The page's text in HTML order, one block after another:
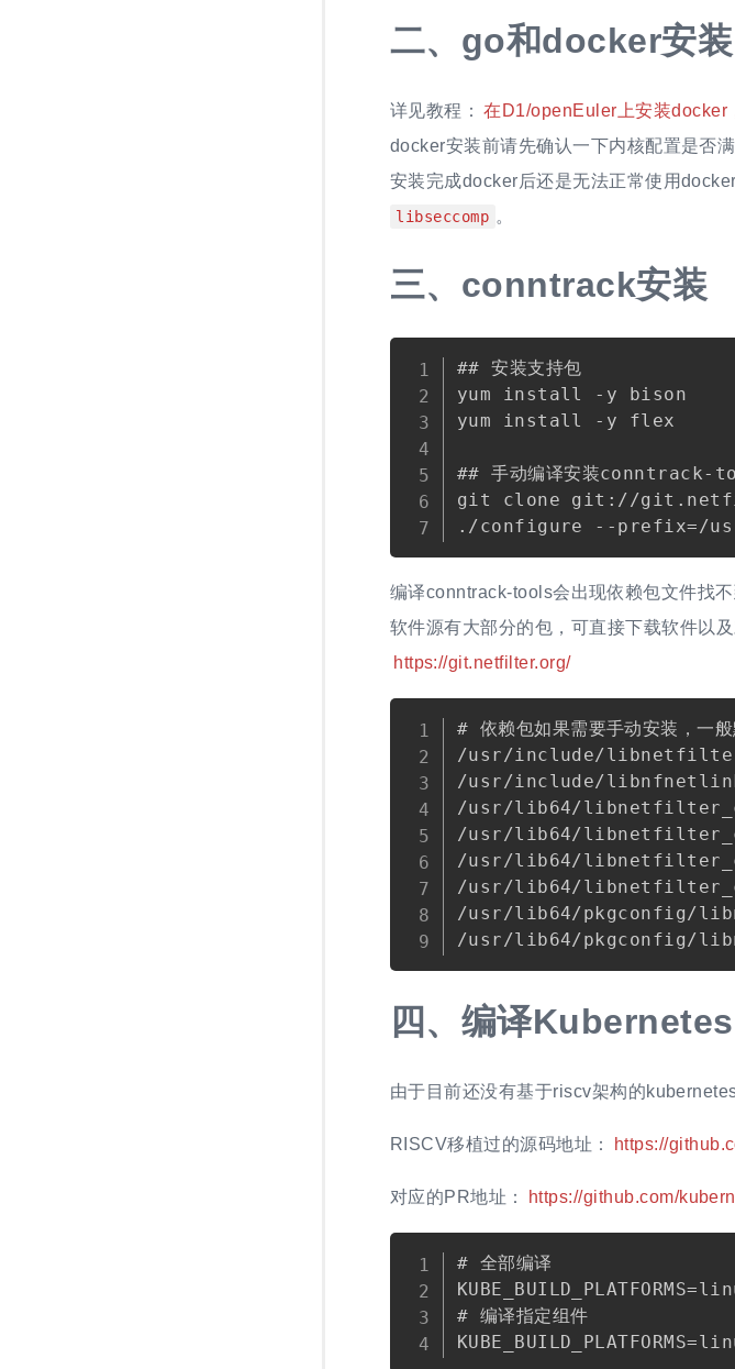
二、 go和docker安装
详见教程：
在D1/openEuler上安装docker
docker安装前请先确认一下内核配置是否满
安装完成docker后还是无法正常使用
libseccomp 。
三、 conntrack安装
## 安装支持包
yum install -y bison
yum install -y flex
## 手动编译安装conntrack-
git clone git://
编译conntrack-tools会出现依赖包文件找
软件源有大部分的包，可直接下载软件以
https://git.netfilter.org/
# 依赖包如果需要手动安装，
/usr/include/
/usr/include/
/usr/lib64/
/usr/lib64/
/usr/lib64/
/usr/lib64/
/usr/lib64/pkgconfig/
四、 编译Kubernetes
由于目前还没有基于riscv架构的
RISCV移植过的源码地址： https://
对应的PR地址： https://github.com/
# 全部编译
# 编译指定组件